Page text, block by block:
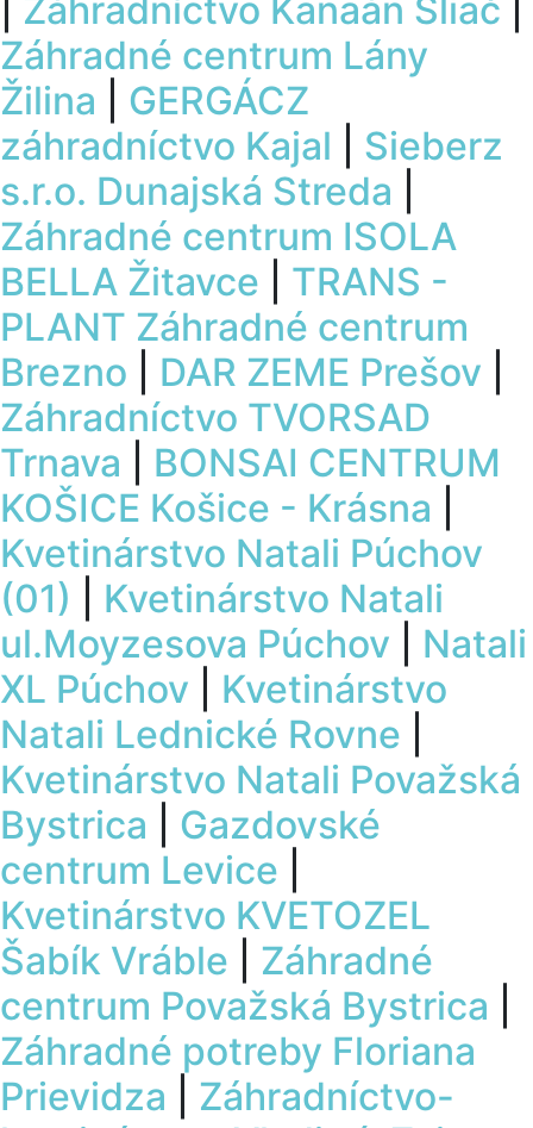
Záhradníctvo Kanaán Sliač
Záhradné centrum Lány
Žilina
GERGÁCZ
záhradníctvo Kajal
Sieberz
s.r.o. Dunajská Streda
Záhradné centrum ISOLA
BELLA Žitavce
TRANS -
PLANT Záhradné centrum
Brezno
DAR ZEME Prešov
Záhradníctvo TVORSAD
Trnava
BONSAI CENTRUM
KOŠICE Košice - Krásna
Kvetinárstvo Natali Púchov
(01)
Kvetinárstvo Natali
ul.Moyzesova Púchov
Natali
XL Púchov
Kvetinárstvo
Natali Lednické Rovne
Kvetinárstvo Natali Považská
Bystrica
Gazdovské
centrum Levice
Kvetinárstvo KVETOZEL
Šabík Vráble
Záhradné
centrum Považská Bystrica
Záhradné potreby Floriana
Prievidza
Záhradníctvo-